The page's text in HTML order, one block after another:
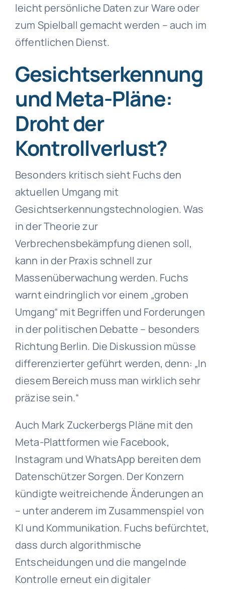
leicht persönliche Daten zur Ware oder
zum Spielball gemacht werden – auch im
öffentlichen Dienst.
Gesichtserkennung
und Meta-Pläne:
Droht der
Kontrollverlust?
Besonders kritisch sieht Fuchs den
aktuellen Umgang mit
Gesichtserkennungstechnologien. Was
in der Theorie zur
Verbrechensbekämpfung dienen soll,
kann in der Praxis schnell zur
Massenüberwachung werden. Fuchs
warnt eindringlich vor einem „groben
Umgang“ mit Begriffen und Forderungen
in der politischen Debatte – besonders
Richtung Berlin. Die Diskussion müsse
differenzierter geführt werden, denn: „In
diesem Bereich muss man wirklich sehr
präzise sein.“
Auch Mark Zuckerbergs Pläne mit den
Meta-Plattformen wie Facebook,
Instagram und WhatsApp bereiten dem
Datenschützer Sorgen. Der Konzern
kündigte weitreichende Änderungen an
– unter anderem im Zusammenspiel von
KI und Kommunikation. Fuchs befürchtet,
dass durch algorithmische
Entscheidungen und die mangelnde
Kontrolle erneut ein digitaler